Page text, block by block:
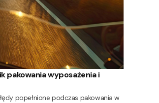
pakowania wyposażenia i
popełnione podczas pakowania w